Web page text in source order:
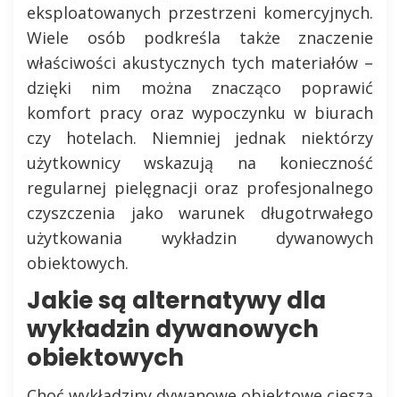
eksploatowanych przestrzeni komercyjnych.
Wiele osób podkreśla także znaczenie
właściwości akustycznych tych materiałów –
dzięki nim można znacząco poprawić
komfort pracy oraz wypoczynku w biurach
czy hotelach. Niemniej jednak niektórzy
użytkownicy wskazują na konieczność
regularnej pielęgnacji oraz profesjonalnego
czyszczenia jako warunek długotrwałego
użytkowania wykładzin dywanowych
obiektowych.
Jakie są alternatywy dla
wykładzin dywanowych
obiektowych